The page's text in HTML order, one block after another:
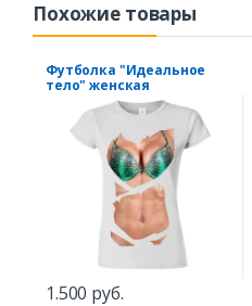
Похожие товары
Футболка "Идеальное
тело" женская
1.500 руб.